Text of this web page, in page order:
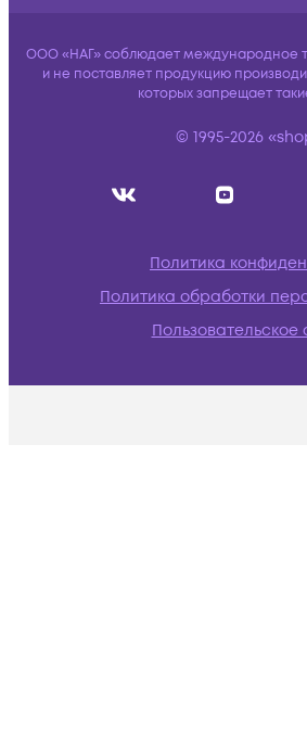
ООО «НАГ» соблюдает международное
и не поставляет продукцию
которых запрещает
© 1995-2026
Политика
Политика обработки